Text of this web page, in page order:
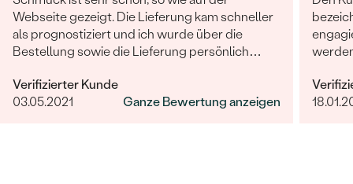
Webseite gezeigt. Die Lieferung kam schneller
als prognostiziert und ich wurde über die
Bestellung sowie die Lieferung persönlich
Verifizierter Kunde
03.05.2021
Ganze Bewertung anzeigen